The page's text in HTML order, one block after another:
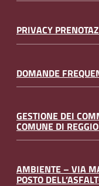
PRIVACY
DOMANDE
GESTIONE DEI
COMUNE DI
AMBIENTE – VIA
POSTO